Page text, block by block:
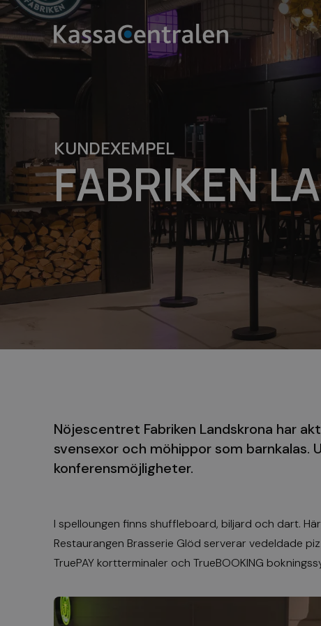
KUNDEXEMPEL
FABRIKEN
Nöjescentret Fabriken Landskrona har
svensexor och möhippor som
konferensmöjligheter.
I spelloungen finns shuffleboard, biljard och dart.
Restaurangen Brasserie Glöd serverar vedeldade
TruePAY kortterminaler och TrueBOOKING